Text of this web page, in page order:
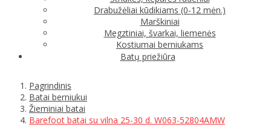
Drabužėliai kūdikiams (0-12 mėn.)
Marškiniai
Megztiniai, švarkai, liemenės
Kostiumai berniukams
Batų priežiūra
Pagrindinis
Batai berniukui
Žieminiai batai
Barefoot batai su vilna 25-30 d. W063-52804AMW